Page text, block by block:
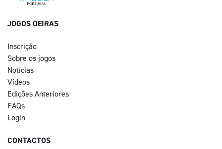
JOGOS OEIRAS
Inscrição
Sobre os jogos
Notícias
Vídeos
Edições Anteriores
FAQs
Login
CONTACTOS